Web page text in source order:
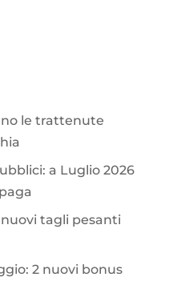
le trattenute
a Luglio 2026
tagli pesanti
2 nuovi bonus